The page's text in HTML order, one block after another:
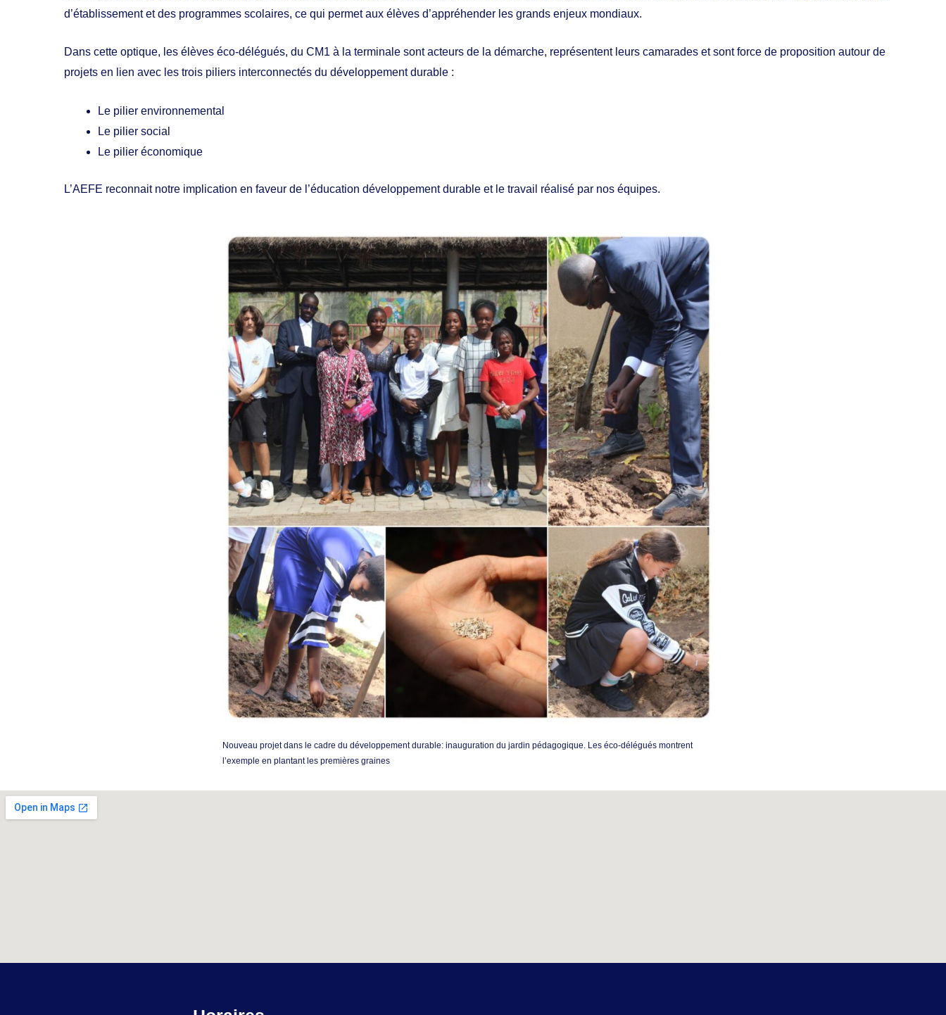
d’établissement et des programmes scolaires, ce qui permet aux élèves d’appréhender les grands enjeux mondiaux.
Dans cette optique, les élèves éco-délégués, du CM1 à la terminale sont acteurs de la démarche, représentent leurs camarades et sont force de proposition autour de
projets en lien avec les trois piliers interconnectés du développement durable :
Le pilier environnemental
Le pilier social
Le pilier économique
L’AEFE reconnait notre implication en faveur de l’éducation développement durable et le travail réalisé par nos équipes.
Nouveau projet dans le cadre du développement durable: inauguration du jardin pédagogique. Les éco-délégués montrent
l’exemple en plantant les premières graines